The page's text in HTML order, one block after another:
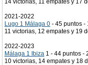
14 victorias, 11 empates y 17
2021-2022
Lugo 1 Málaga 0 - 45 puntos -
11 victorias, 12 empates y 19
2022-2023
Málaga 1 Ibiza 1 - 44 puntos -
10 victorias, 14 empates y 18